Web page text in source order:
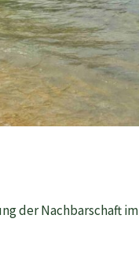
der Nachbarschaft im